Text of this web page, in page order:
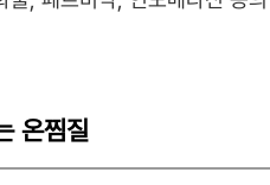
온찜질